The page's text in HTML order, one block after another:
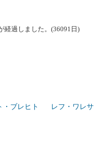
経過しました。(36091日)
・ブレヒト レフ・ワレサ